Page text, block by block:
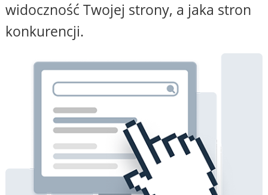
widoczność Twojej strony, a jaka stron
konkurencji.